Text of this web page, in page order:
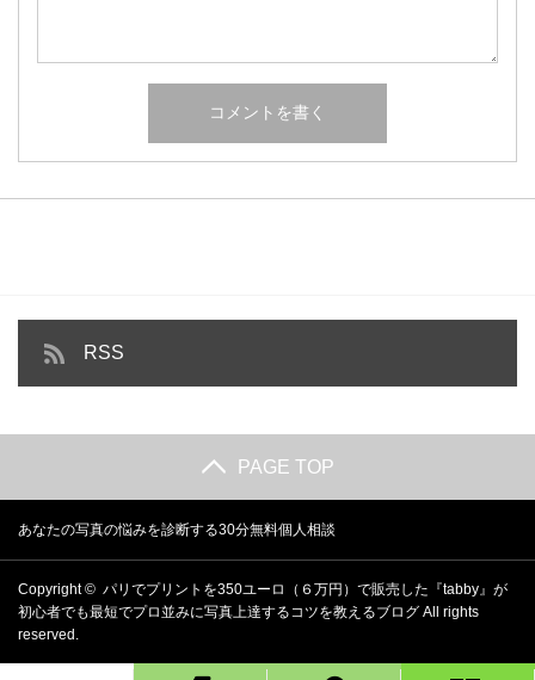
RSS
PAGE TOP
あなたの写真の悩みを診断する30分無料個人相談
Copyright © パリでプリントを350ユーロ（６万円）で販売した『tabby』が
初心者でも最短でプロ並みに写真上達するコツを教えるブログ All rights
reserved.